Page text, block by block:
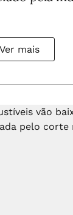
Ver mais